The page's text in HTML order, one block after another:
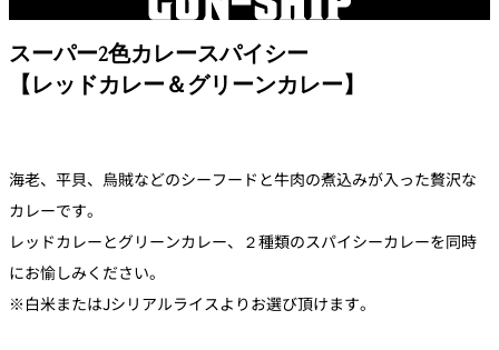
レス
トラ
ン＆
バー
大観苑＜
TAIKAN EN＞
鉄板焼/ステーキ
日本料理
千羽鶴＜
SENBAZURU＞
KATO'S DINING 麺処
スーパー2色カレースパイシー
【レッドカレー＆グリーンカレー】
海老、平貝、烏賊などのシーフードと牛肉の煮込みが入った贅沢な
カレーです。
レッドカレーとグリーンカレー、２種類のスパイシーカレーを同時
にお愉しみください。
※白米またはJシリアルライスよりお選び頂けます。